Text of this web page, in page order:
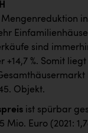
sind
+14,7 %. Somit
Objekt.
ist spürbar
Mio. Euro (2021: